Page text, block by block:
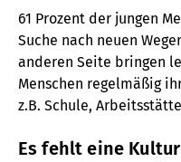
61 Prozent der jungen
Suche nach neuen
anderen Seite bringen
Menschen regelmäßig
z.B. Schule,
Es fehlt eine